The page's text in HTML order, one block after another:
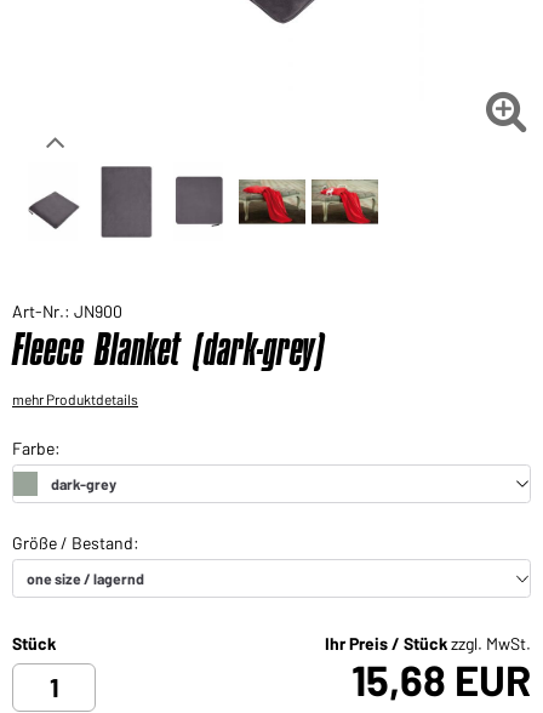
Sie möchten gerne für Ihren privaten Bedarf

Art-Nr.: JN900
Fleece Blanket (dark-grey)
mehr Produktdetails
Stück Ihr Preis / Stückzzgl. MwSt.
15,68 EUR